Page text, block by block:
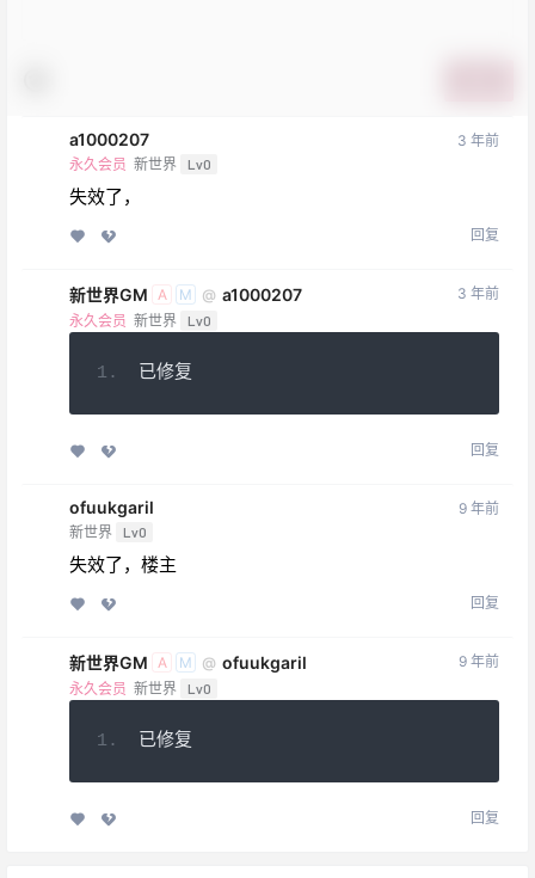
a1000207
永久会员 新世界 Lv0
3 年前
失效了，
回复
新世界GM A M @ a1000207
永久会员 新世界 Lv0
3 年前
已修复
回复
ofuukgaril
新世界 Lv0
9 年前
失效了，楼主
回复
新世界GM A M @ ofuukgaril
永久会员 新世界 Lv0
9 年前
已修复
回复